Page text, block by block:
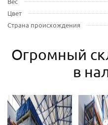
Цвет
Страна происхождения
Огромный
в